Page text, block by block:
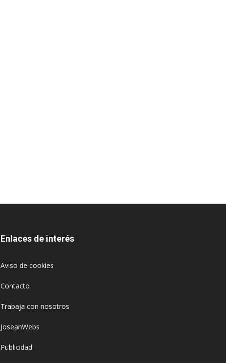
Enlaces de interés
Aviso de cookies
Contacto
Trabaja con nosotros
JoseanWebs
Publicidad